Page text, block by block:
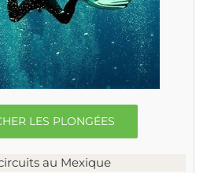
LES PLONGÉES
au Mexique